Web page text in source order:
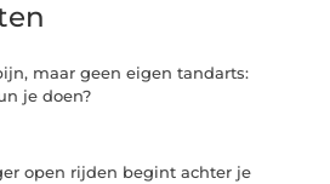
maar geen eigen tandarts:
je doen?
open rijden begint achter je